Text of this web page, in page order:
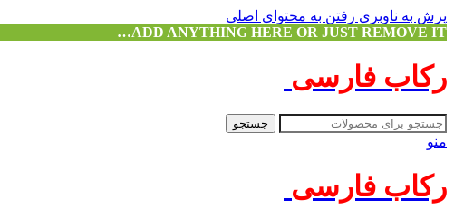
پرش به ناوبری رفتن به محتوای اصلی
ADD ANYTHING HERE OR JUST REMOVE IT…
رکاب فارسی
جستجو
منو
رکاب فارسی